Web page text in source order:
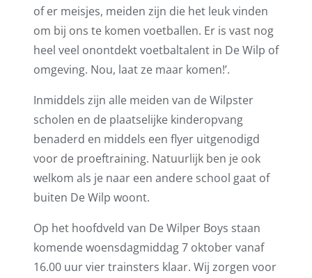
of er meisjes, meiden zijn die het leuk vinden
om bij ons te komen voetballen. Er is vast nog
heel veel onontdekt voetbaltalent in De Wilp of
omgeving. Nou, laat ze maar komen!’.
Inmiddels zijn alle meiden van de Wilpster
scholen en de plaatselijke kinderopvang
benaderd en middels een flyer uitgenodigd
voor de proeftraining. Natuurlijk ben je ook
welkom als je naar een andere school gaat of
buiten De Wilp woont.
Op het hoofdveld van De Wilper Boys staan
komende woensdagmiddag 7 oktober vanaf
16.00 uur vier trainsters klaar. Wij zorgen voor